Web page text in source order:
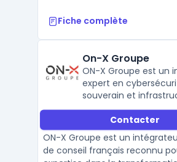
Fiche complète
On-X Groupe
ON-X Groupe est un
expert en
souverain et
accompagnant
collectivités dans leur
transformation
France.
Contacter
ON-X Groupe est un
de conseil français reconnu